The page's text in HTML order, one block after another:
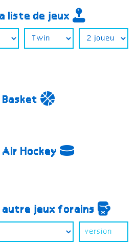
liste de jeux
Hockey
jeux forains